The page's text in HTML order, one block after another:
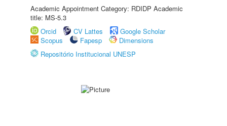
Academic Appointment Category: RDIDP Academic
title: MS-5.3
Orcid
CV Lattes
Google Scholar
Scopus
Fapesp
Dimensions
Repositório Institucional UNESP